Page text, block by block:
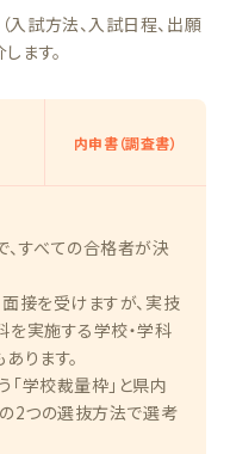
試方法、入試日程、出願
ます。
内申書（調査書）
すべての合格者が決
接を受けますが、実技
実施する学校・学科
ります。
｢学校裁量枠」と県内
2つの選抜方法で選考